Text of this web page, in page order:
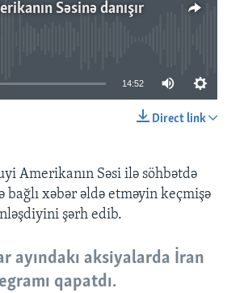
Səsinə danışır
14:52
Direct link
Amerikanın Səsi ilə söhbətdə
bağlı xəbər əldə etməyin keçmişə
şərh edib.
ayındakı aksiyalarda İran
qapatdı.